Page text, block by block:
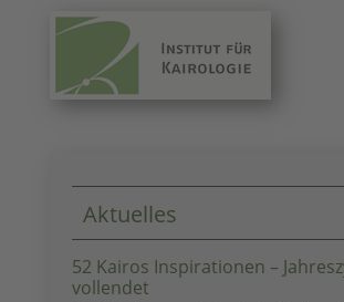
Natur
Aktuelles
52 Kairos Inspirationen –
vollendet